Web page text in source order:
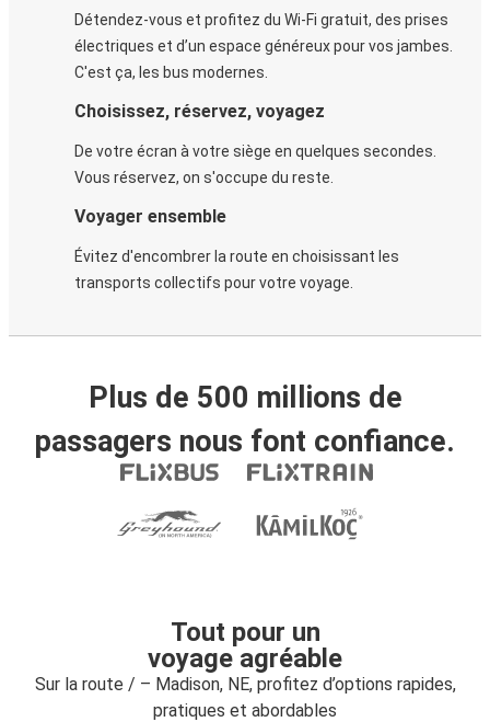
Détendez-vous et profitez du Wi-Fi gratuit, des prises
électriques et d’un espace généreux pour vos jambes.
C'est ça, les bus modernes.
Choisissez, réservez, voyagez
De votre écran à votre siège en quelques secondes.
Vous réservez, on s'occupe du reste.
Voyager ensemble
Évitez d'encombrer la route en choisissant les
transports collectifs pour votre voyage.
Plus de 500 millions de
passagers nous font confiance.
Tout pour un
voyage agréable
Sur la route / – Madison, NE, profitez d’options rapides,
pratiques et abordables